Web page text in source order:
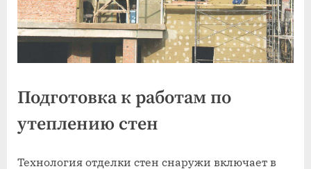
Подготовка к работам по
утеплению стен
Технология отделки стен снаружи включает в